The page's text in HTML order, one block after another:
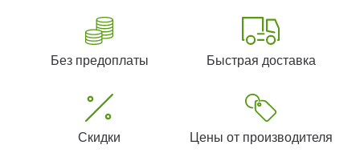
Без предоплаты Быстрая доставка
Скидки Цены от производителя